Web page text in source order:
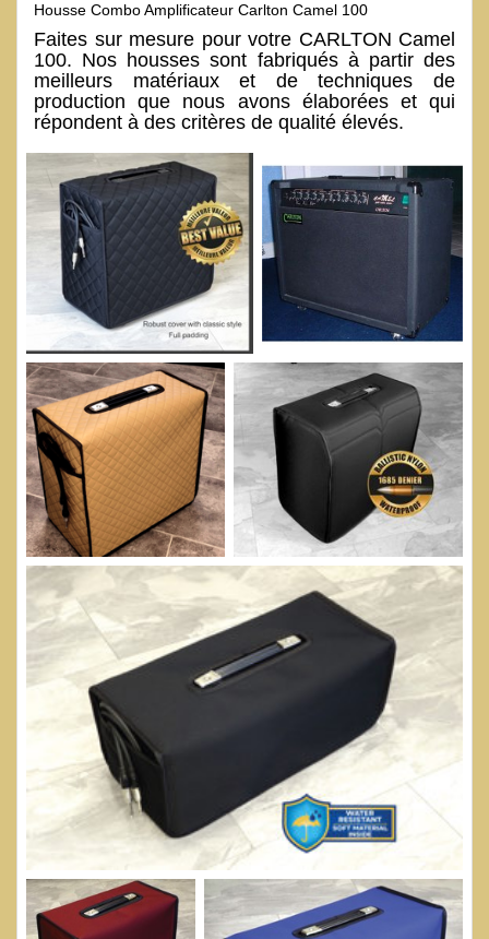
Housse Combo Amplificateur Carlton Camel 100
Faites sur mesure pour votre CARLTON Camel
100. Nos housses sont fabriqués à partir des
meilleurs matériaux et de techniques de
production que nous avons élaborées et qui
répondent à des critères de qualité élevés.